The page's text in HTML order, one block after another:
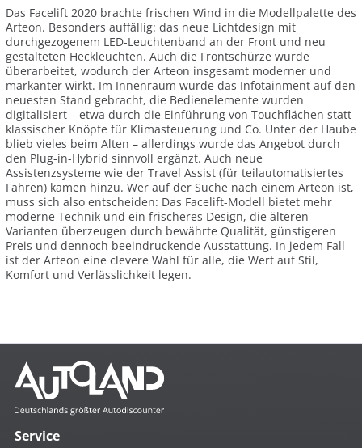
Das Facelift 2020 brachte frischen Wind in die Modellpalette des
Arteon. Besonders auffällig: das neue Lichtdesign mit
durchgezogenem LED-Leuchtenband an der Front und neu
gestalteten Heckleuchten. Auch die Frontschürze wurde
überarbeitet, wodurch der Arteon insgesamt moderner und
markanter wirkt. Im Innenraum wurde das Infotainment auf den
neuesten Stand gebracht, die Bedienelemente wurden
digitalisiert – etwa durch die Einführung von Touchflächen statt
klassischer Knöpfe für Klimasteuerung und Co. Unter der Haube
blieb vieles beim Alten – allerdings wurde das Angebot durch
den Plug-in-Hybrid sinnvoll ergänzt. Auch neue
Assistenzsysteme wie der Travel Assist (für teilautomatisiertes
Fahren) kamen hinzu. Wer auf der Suche nach einem Arteon ist,
muss sich also entscheiden: Das Facelift-Modell bietet mehr
moderne Technik und ein frischeres Design, die älteren
Varianten überzeugen durch bewährte Qualität, günstigeren
Preis und dennoch beeindruckende Ausstattung. In jedem Fall
ist der Arteon eine clevere Wahl für alle, die Wert auf Stil,
Komfort und Verlässlichkeit legen.
Service